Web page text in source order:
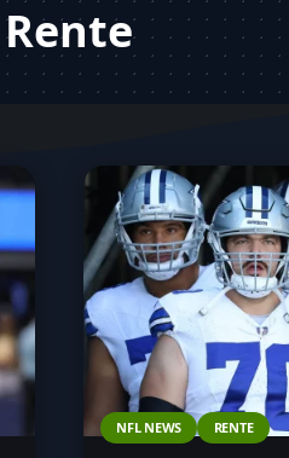
Rente
NFL NEWS RENTE